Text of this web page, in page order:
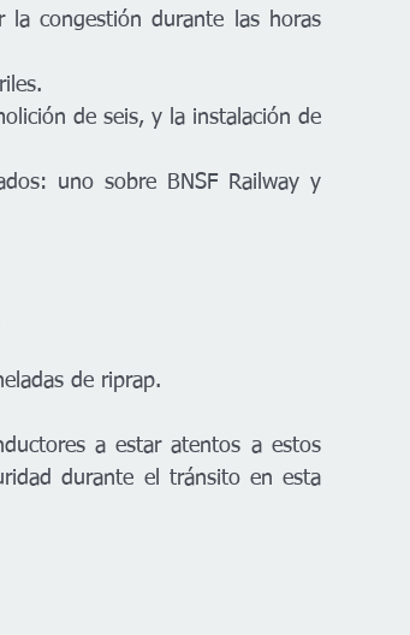
la congestión durante las horas
de seis, y la instalación de
uno sobre BNSF Railway y
de riprap.
a estar atentos a estos
durante el tránsito en esta